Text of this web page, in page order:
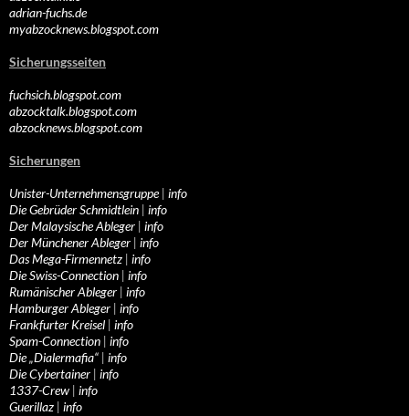
adrian-fuchs.de
myabzocknews.blogspot.com
Sicherungsseiten
fuchsich.blogspot.com
abzocktalk.blogspot.com
abzocknews.blogspot.com
Sicherungen
Unister-Unternehmensgruppe| info
Die Gebrüder Schmidtlein | info
Der Malaysische Ableger | info
Der Münchener Ableger | info
Das Mega-Firmennetz | info
Die Swiss-Connection | info
Rumänischer Ableger | info
Hamburger Ableger | info
Frankfurter Kreisel | info
Spam-Connection | info
Die „Dialermafia“ | info
Die Cybertainer | info
1337-Crew | info
Guerillaz | info